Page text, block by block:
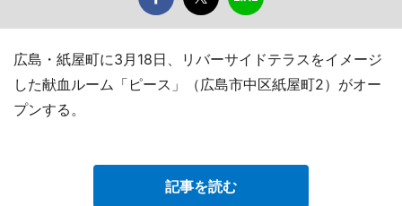
広島・紙屋町に3月18日、リバーサイドテラスをイメージ
した献血ルーム「ピース」（広島市中区紙屋町2）がオー
プンする。
記事を読む